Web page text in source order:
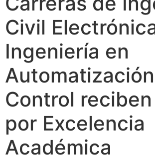
Civil
Ingeniería en
Control
por Excelencia
Académica